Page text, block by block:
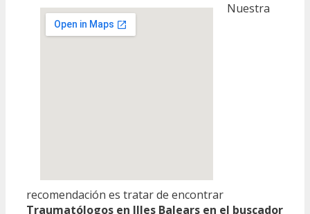
Nuestra
recomendación es tratar de encontrar
Traumatólogos en Illes Balears en el buscador